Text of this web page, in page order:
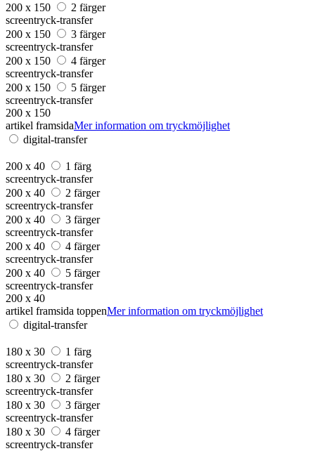
200 x 150
2 färger
screentryck-transfer
200 x 150
3 färger
screentryck-transfer
200 x 150
4 färger
screentryck-transfer
200 x 150
5 färger
screentryck-transfer
200 x 150
artikel framsidaMer information om tryckmöjlighet
digital-transfer
200 x 40
1 färg
screentryck-transfer
200 x 40
2 färger
screentryck-transfer
200 x 40
3 färger
screentryck-transfer
200 x 40
4 färger
screentryck-transfer
200 x 40
5 färger
screentryck-transfer
200 x 40
artikel framsida toppenMer information om tryckmöjlighet
digital-transfer
180 x 30
1 färg
screentryck-transfer
180 x 30
2 färger
screentryck-transfer
180 x 30
3 färger
screentryck-transfer
180 x 30
4 färger
screentryck-transfer